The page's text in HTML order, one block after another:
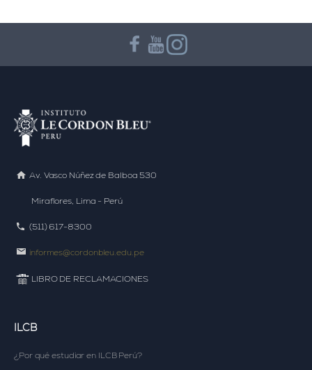
Av. Vasco Núñez de Balboa 530
Miraflores, Lima - Perú
(511) 617-8300
informes@cordonbleu.edu.pe
LIBRO DE RECLAMACIONES
ILCB
¿Por qué estudiar en ILCB Perú?